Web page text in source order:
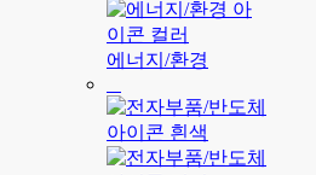
에너지/환경